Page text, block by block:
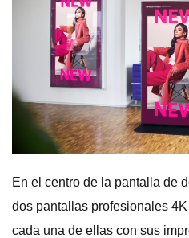
En el centro de la pantalla de
dos pantallas profesionales
cada una de ellas con sus